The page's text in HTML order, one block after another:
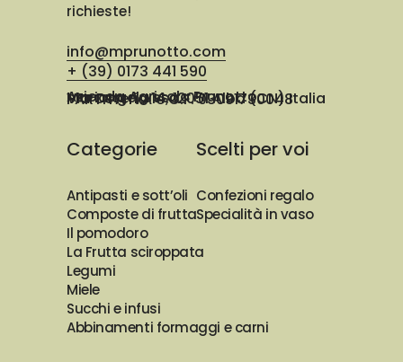
richieste!
info@mprunotto.com
+ (39) 0173 441 590
Azienda Agricola Prunotto Mariangela ssa
Via Osteria 14, 12051 Alba (CN) Italia
PARTITA IVA e C.F. 03091730048
Categorie
Antipasti e sott’oli
Composte di frutta
Il pomodoro
La Frutta sciroppata
Legumi
Miele
Succhi e infusi
Abbinamenti formaggi e carni
Scelti per voi
Confezioni regalo
Specialità in vaso